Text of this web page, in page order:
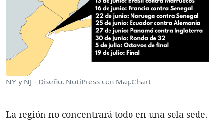
NY y NJ - Diseño: NotiPress con MapChart
La región no concentrará todo en una sola sede.